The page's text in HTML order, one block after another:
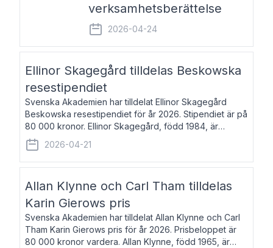
verksamhetsberättelse
2026-04-24
Ellinor Skagegård tilldelas Beskowska
resestipendiet
Svenska Akademien har tilldelat Ellinor Skagegård
Beskowska resestipendiet för år 2026. Stipendiet är på
80 000 kronor. Ellinor Skagegård, född 1984, är
författare, journalist och musiker. Hon skriver
återkommande för Svenska Dagbladet, Ups
2026-04-21
Allan Klynne och Carl Tham tilldelas
Karin Gierows pris
Svenska Akademien har tilldelat Allan Klynne och Carl
Tham Karin Gierows pris för år 2026. Prisbeloppet är
80 000 kronor vardera. Allan Klynne, född 1965, är